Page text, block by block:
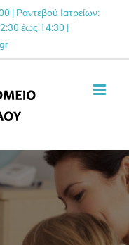
| Ραντεβού Ιατρείων:
έως 14:30 |